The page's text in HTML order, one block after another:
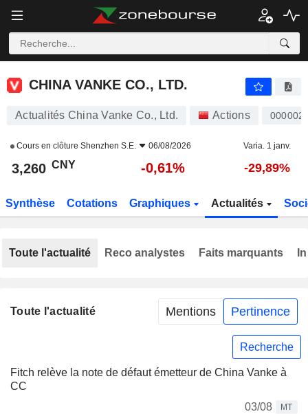
CHINA VANKE CO., LTD.
CHINA VANKE CO., LTD.
Actualités China Vanke Co., Ltd. Actions 000002
Cours en clôture Shenzhen S.E. 06/08/2026 Varia. 1 janv.
3,260 CNY -0,61% -29,89%
Synthèse Cotations Graphiques Actualités
Toute l'actualité Mentions Pertinence
Recherche
Fitch relève la note de défaut émetteur de China Vanke à
CC
03/08
MT
Toute l'actualité Reco analystes Faits marquants